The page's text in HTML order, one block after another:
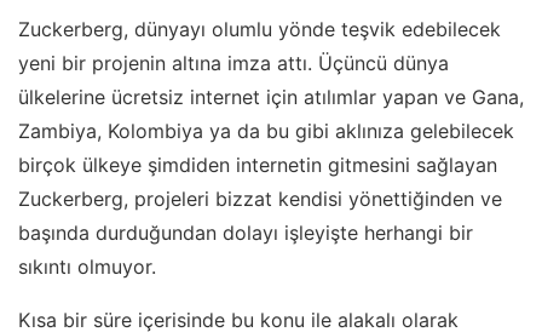
Zuckerberg, dünyayı olumlu yönde teşvik edebilecek
yeni bir projenin altına imza attı. Üçüncü dünya
ülkelerine ücretsiz internet için atılımlar yapan ve Gana,
Zambiya, Kolombiya ya da bu gibi aklınıza gelebilecek
birçok ülkeye şimdiden internetin gitmesini sağlayan
Zuckerberg, projeleri bizzat kendisi yönettiğinden ve
başında durduğundan dolayı işleyişte herhangi bir
sıkıntı olmuyor.
Kısa bir süre içerisinde bu konu ile alakalı olarak